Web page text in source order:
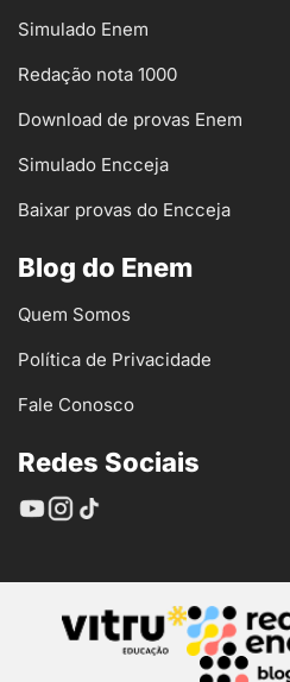
Simulado Enem
Redação nota 1000
Download de provas Enem
Simulado Encceja
Baixar provas do Encceja
Blog do Enem
Quem Somos
Política de Privacidade
Fale Conosco
Redes Sociais